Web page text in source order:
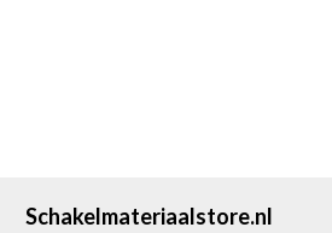
Schakelmateriaalstore.nl